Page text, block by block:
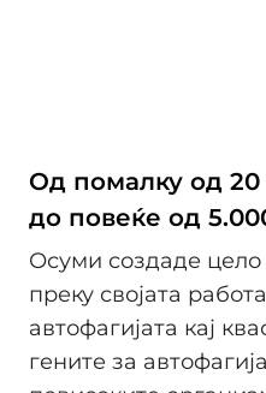
Од помалку од
до повеќе од
Осуми создаде
преку својата
автофагијата кај
гените за